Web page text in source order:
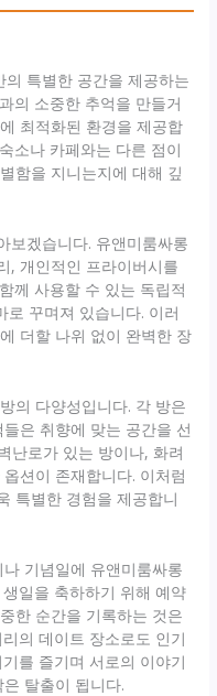
특별한 공간을 제공하는
의 소중한 추억을 만들거
최적화된 환경을 제공합
소나 카페와는 다른 점이
함을 지니는지에 대해 깊
보겠습니다. 유앤미룸싸롱
, 개인적인 프라이버시를
께 사용할 수 있는 독립적
꾸며져 있습니다. 이러
더할 나위 없이 완벽한 장
의 다양성입니다. 각 방은
은 취향에 맞는 공간을 선
난로가 있는 방이나, 화려
션이 존재합니다. 이처럼
특별한 경험을 제공합니
기념일에 유앤미룸싸롱
일을 축하하기 위해 예약
한 순간을 기록하는 것은
의 데이트 장소로도 인기
를 즐기며 서로의 이야기
탈출이 됩니다.